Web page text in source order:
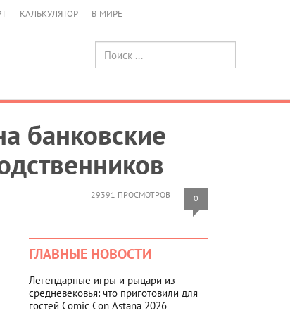
КАЛЬКУЛЯТОР В МИРЕ
банковские
29391 ПРОСМОТРОВ 0
ГЛАВНЫЕ НОВОСТИ
Легендарные игры и рыцари из
средневековья: что приготовили для
гостей Comic Con Astana 2026